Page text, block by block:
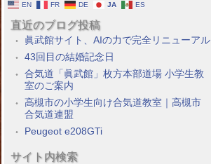
EN FR DE JA ES
直近のブログ投稿
眞武館サイト、AIの力で完全リニューアル
43回目の結婚記念日
合気道「眞武館」枚方本部道場 小学生教
室のご案内
高槻市の小学生向け合気道教室｜高槻市
合気道連盟
Peugeot e208GTi
サイト内検索